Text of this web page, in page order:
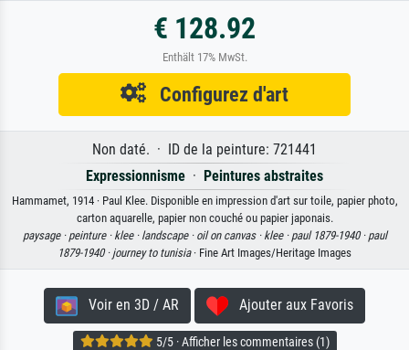
€ 128.92
Enthält 17% MwSt.
Configurez d'art
Non daté. · ID de la peinture: 721441
Expressionnisme · Peintures abstraites
Hammamet, 1914 · Paul Klee. Disponible en impression d'art sur toile, papier photo,
carton aquarelle, papier non couché ou papier japonais.
paysage · peinture · klee · landscape · oil on canvas · klee · paul 1879-1940 · paul
1879-1940 · journey to tunisia· Fine Art Images/Heritage Images
Voir en 3D / AR Ajouter aux Favoris
5/5 · Afficher les commentaires (1)